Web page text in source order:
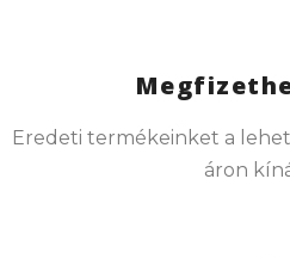
Eredeti termékeinket a
áron